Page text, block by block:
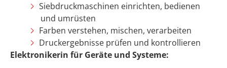
Siebdruckmaschinen einrichten, bedienen
und umrüsten
Farben verstehen, mischen, verarbeiten
Druckergebnisse prüfen und kontrollieren
Elektronikerin für Geräte und Systeme: